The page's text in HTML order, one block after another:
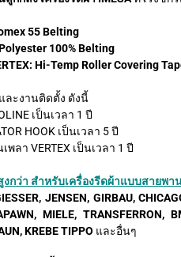
55 Belting
100% Belting
Hi-Temp Roller Covering
ละงานติดตั้ง ดังนี้
เป็นเวลา 1 ปี
HOOK เป็นเวลา 5 ปี
ลา VERTEX เป็นเวลา 1 ปี
ว่า สำหรับเครื่องรีดผ้าแบบสายพา
JENSEN, GIRBAU,
MIELE, TRANSFERRON,
KREBE TIPPO และอื่นๆ